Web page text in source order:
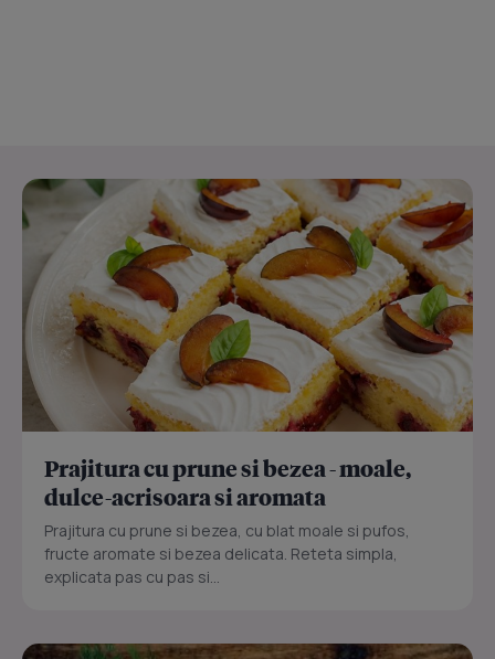
Prajitura cu prune si bezea - moale,
dulce-acrisoara si aromata
Prajitura cu prune si bezea, cu blat moale si pufos,
fructe aromate si bezea delicata. Reteta simpla,
explicata pas cu pas si...